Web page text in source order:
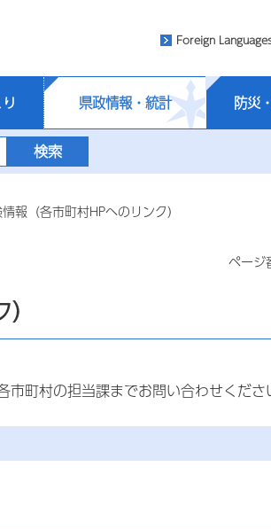
Foreign
県政情報・統計 防災
報（各市町村HPへのリンク）
ペー
町村の担当課までお問い合わせくださ